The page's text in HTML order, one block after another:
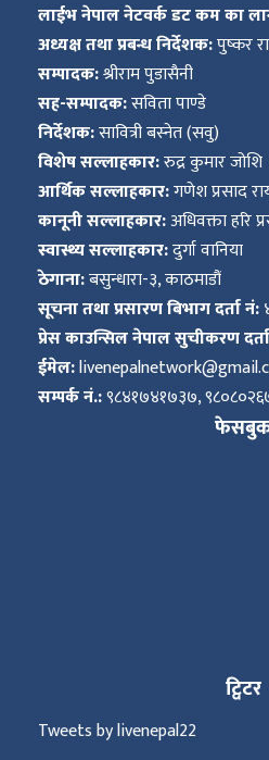
लाईभ नेपाल नेटवर्क डट कम का
अध्यक्ष तथा प्रबन्ध निर्देशक:पुष्कर
सम्पादक:श्रीराम पुडासैनी
सह-सम्पादक:सविता पाण्डे
निर्देशक:सावित्री बस्नेत (सवु)
विशेष सल्लाहकार:रुद्र कुमार जोशि
आर्थिक सल्लाहकार:गणेश प्रसाद
कानूनी सल्लाहकार:अधिवक्ता हरि
स्वास्थ्य सल्लाहकार:दुर्गा वानिया
ठेगाना:बसुन्धारा-३, काठमाडौं
सूचना तथा प्रसारण बिभाग दर्ता नं:
प्रेस काउन्सिल नेपाल सुचीकरण
ईमेल:
सम्पर्क नं.:९८४१७४१७३७,
ट्विटर
Tweets by livenepal22